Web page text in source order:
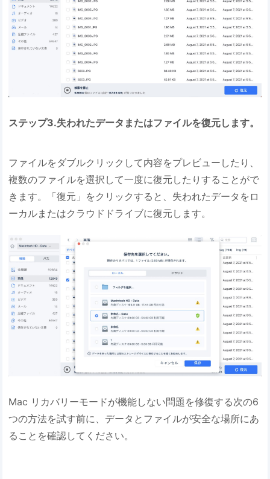
ステップ3.失われたデータまたはファイルを復元します。
ファイルをダブルクリックして内容をプレビューしたり、
複数のファイルを選択して一度に復元したりすることがで
きます。「復元」をクリックすると、失われたデータをロ
ーカルまたはクラウドドライブに復元します。
Mac リカバリーモードが機能しない問題を修復する次の6
つの方法を試す前に、データとファイルが安全な場所にあ
ることを確認してください。